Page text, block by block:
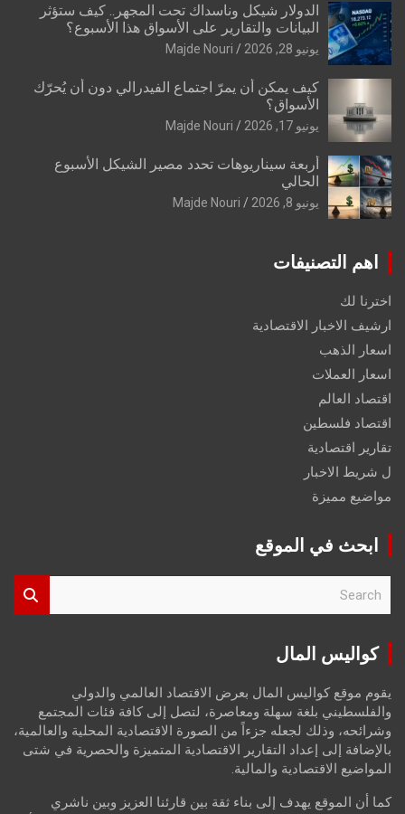
الدولار شيكل وناسداك تحت المجهر.. كيف ستؤثر
البيانات والتقارير على الأسواق هذا الأسبوع؟
يونيو 28, 2026 Majde Nouri
كيف يمكن أن يمرّ اجتماع الفيدرالي دون أن يُحرّك
الأسواق؟
يونيو 17, 2026 Majde Nouri
أربعة سيناريوهات تحدد مصير الشيكل الأسبوع
الحالي
يونيو 8, 2026 Majde Nouri
اهم التصنيفات
اخترنا لك
ارشيف الاخبار الاقتصادية
اسعار الذهب
اسعار العملات
اقتصاد العالم
اقتصاد فلسطين
تقارير اقتصادية
ل شريط الاخبار
مواضيع مميزة
ابحث في الموقع
r
كواليس المال
يقوم موقع كواليس المال بعرض الاقتصاد العالمي والدولي
والفلسطيني بلغة سهلة ومعاصرة، لتصل إلى كافة فئات المجتمع
وشرائحه، وذلك لجعله جزءاً من الصورة الاقتصادية المحلية والعالمية،
بالإضافة إلى إعداد التقارير الاقتصادية المتميزة والحصرية في شتى
المواضيع الاقتصادية والمالية.
كما أن الموقع يهدف إلى بناء ثقة بين قارئنا العزيز وبين ناشري